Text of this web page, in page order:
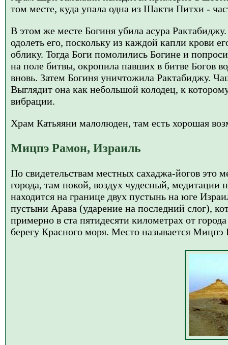
том месте, куда упала одна из Шакти Питхи -
В этом же месте Богиня убила асура
одолеть его, поскольку из каждой капли крови
облику. Тогда Боги помолились Богине и
на поле битвы, окропила павших в битве Богов
вновь. Затем Богиня уничтожила Рактабиджу.
Выглядит она как небольшой колодец, к
вибрации.
Храм Катьяяни малолюден, там есть хорошая
Мицпэ Рамон, Израиль
По свидетельствам местных сахаджа-йогов это
города, там покой, воздух чудесный,
находится на границе двух пустынь на юге
пустыни Арава (ударение на последний слог),
примерно в ста пятидесяти километрах от
берегу Красного моря. Место называется Мицпэ